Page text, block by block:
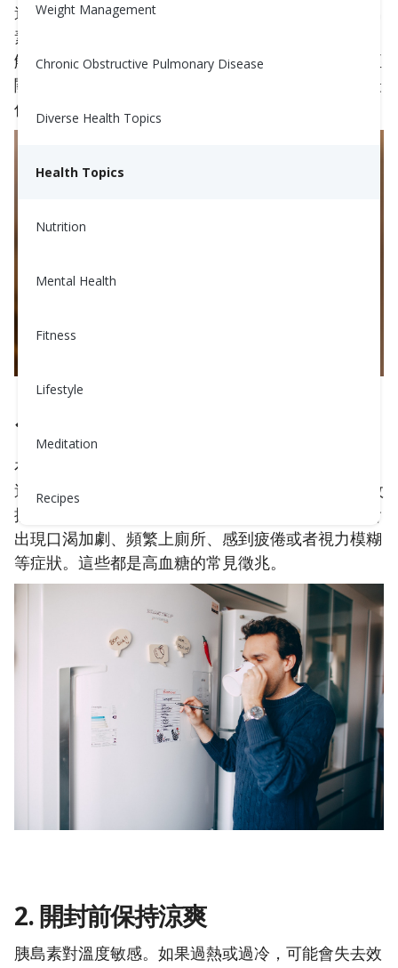
Weight Management
Chronic Obstructive Pulmonary Disease
Diverse Health Topics
Health Topics
Nutrition
Mental Health
Fitness
Lifestyle
Meditation
Recipes
遵循醫生對胰島素的處方至關重要，但正確儲存胰島
素同樣重要。無論您是糖尿病患者還是護理人員，了
解胰島素儲存的正確方法對於保持其效力和可靠性至
關重要。在本文中，我們將深入探討胰島素存儲的最
佳實踐。
1. 始終檢查到期日
在儲存胰島素之前，務必檢查包裝上的到期日。使用
過期的胰島素就像開著沒有燃料的汽車——無法有效
控制您的血糖水平，並可能導致血糖飆升。您可能會
出現口渴加劇、頻繁上廁所、感到疲倦或者視力模糊
等症狀。這些都是高血糖的常見徵兆。
2. 開封前保持涼爽
胰島素對溫度敏感。如果過熱或過冷，可能會失去效